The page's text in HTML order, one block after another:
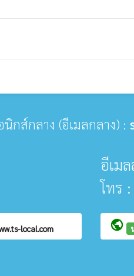
กส์กลาง (อีเมลกลาง) :
อีเม
โทร
local.com public